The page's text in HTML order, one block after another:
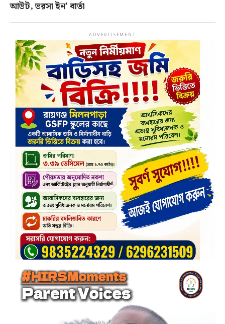
আউট, ভরসা ইন’ বার্তা
ADVERTISEMENT